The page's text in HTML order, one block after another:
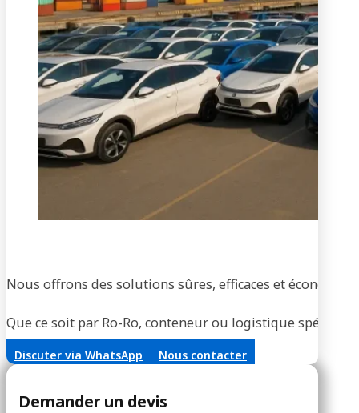
Nous offrons des solutions sûres, efficaces et
Que ce soit par Ro-Ro, conteneur ou logistique
Discuter via WhatsApp Nous contacter
Demander un devis